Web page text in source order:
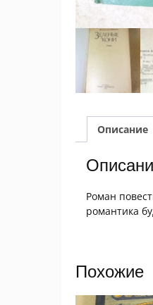
Описание
Роман
романтика
Похожие